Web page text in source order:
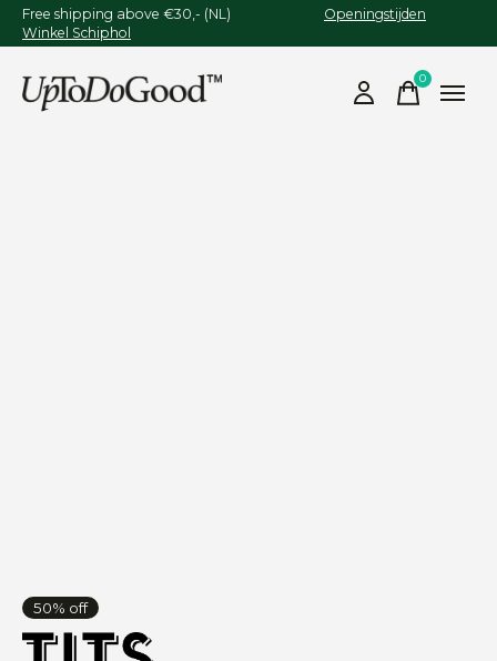
Free shipping above €30,- (NL) Openingstijden
Winkel Schiphol
0items
50% off